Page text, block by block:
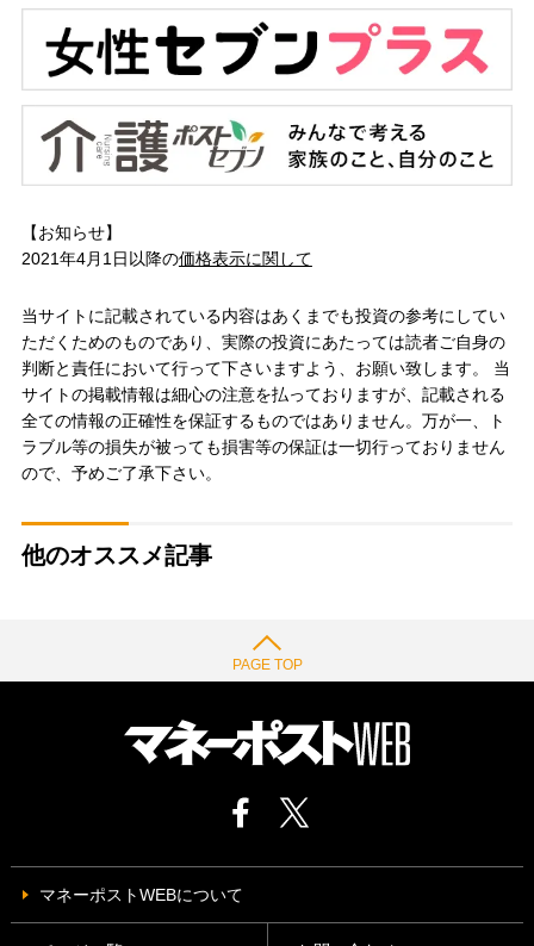
【お知らせ】
2021年4月1日以降の価格表示に関して
当サイトに記載されている内容はあくまでも投資の参考にしてい
ただくためのものであり、実際の投資にあたっては読者ご自身の
判断と責任において行って下さいますよう、お願い致します。 当
サイトの掲載情報は細心の注意を払っておりますが、記載される
全ての情報の正確性を保証するものではありません。万が一、ト
ラブル等の損失が被っても損害等の保証は一切行っておりません
ので、予めご了承下さい。
他のオススメ記事
PAGE TOP
マネーポストWEBについて